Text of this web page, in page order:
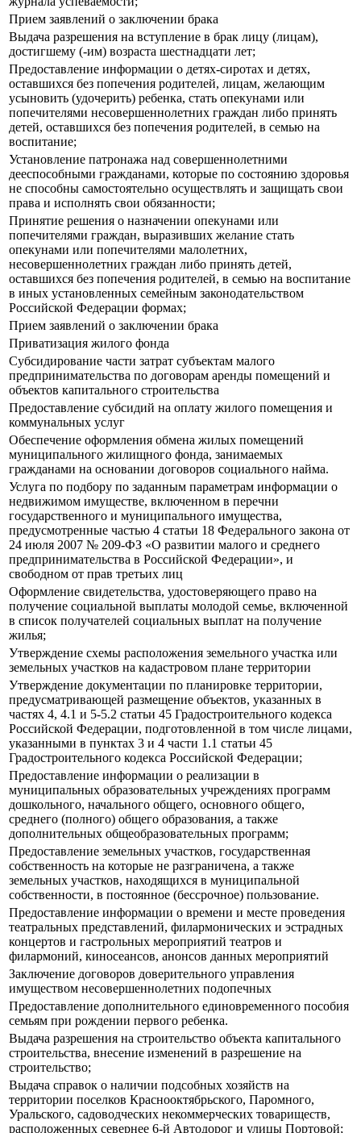
Прием заявлений о заключении брака
Выдача разрешения на вступление в брак лицу (лицам),
достигшему (-им) возраста шестнадцати лет;
Предоставление информации о детях-сиротах и детях,
оставшихся без попечения родителей, лицам, желающим
усыновить (удочерить) ребенка, стать опекунами или
попечителями несовершеннолетних граждан либо принять
детей, оставшихся без попечения родителей, в семью на
воспитание;
Установление патронажа над совершеннолетними
дееспособными гражданами, которые по состоянию здоровья
не способны самостоятельно осуществлять и защищать свои
права и исполнять свои обязанности;
Принятие решения о назначении опекунами или
попечителями граждан, выразивших желание стать
опекунами или попечителями малолетних,
несовершеннолетних граждан либо принять детей,
оставшихся без попечения родителей, в семью на воспитание
в иных установленных семейным законодательством
Российской Федерации формах;
Прием заявлений о заключении брака
Приватизация жилого фонда
Субсидирование части затрат субъектам малого
предпринимательства по договорам аренды помещений и
объектов капитального строительства
Предоставление субсидий на оплату жилого помещения и
коммунальных услуг
Обеспечение оформления обмена жилых помещений
муниципального жилищного фонда, занимаемых
гражданами на основании договоров социального найма.
Услуга по подбору по заданным параметрам информации о
недвижимом имуществе, включенном в перечни
государственного и муниципального имущества,
предусмотренные частью 4 статьи 18 Федерального закона от
24 июля 2007 № 209-ФЗ «О развитии малого и среднего
предпринимательства в Российской Федерации», и
свободном от прав третьих лиц
Оформление свидетельства, удостоверяющего право на
получение социальной выплаты молодой семье, включенной
в список получателей социальных выплат на получение
жилья;
Утверждение схемы расположения земельного участка или
земельных участков на кадастровом плане территории
Утверждение документации по планировке территории,
предусматривающей размещение объектов, указанных в
частях 4, 4.1 и 5-5.2 статьи 45 Градостроительного кодекса
Российской Федерации, подготовленной в том числе лицами,
указанными в пунктах 3 и 4 части 1.1 статьи 45
Градостроительного кодекса Российской Федерации;
Предоставление информации о реализации в
муниципальных образовательных учреждениях программ
дошкольного, начального общего, основного общего,
среднего (полного) общего образования, а также
дополнительных общеобразовательных программ;
Предоставление земельных участков, государственная
собственность на которые не разграничена, а также
земельных участков, находящихся в муниципальной
собственности, в постоянное (бессрочное) пользование.
Предоставление информации о времени и месте проведения
театральных представлений, филармонических и эстрадных
концертов и гастрольных мероприятий театров и
филармоний, киносеансов, анонсов данных мероприятий
Заключение договоров доверительного управления
имуществом несовершеннолетних подопечных
Предоставление дополнительного единовременного пособия
семьям при рождении первого ребенка.
Выдача разрешения на строительство объекта капитального
строительства, внесение изменений в разрешение на
строительство;
Выдача справок о наличии подсобных хозяйств на
территории поселков Краснооктябрьского, Паромного,
Уральского, садоводческих некоммерческих товариществ,
расположенных севернее 6-й Автодорог и улицы Портовой;